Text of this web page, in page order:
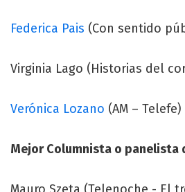
Federica Pais (Con sentido
Virginia Lago (Historias del
Verónica Lozano (AM – Telefe)
Mejor Columnista o panelista